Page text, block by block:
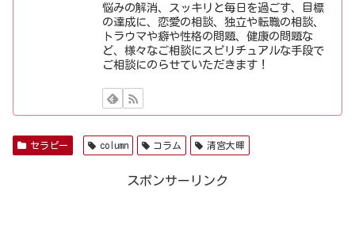
悩みの解消、スッキリと毎日を過ごす、目標
の達成に、恋愛の相談、独立や転職の相談、
トラウマや癖や性格の問題、健康の問題な
ど、様々なご相談にスピリチュアルな手段で
ご相談にのらせていただきます！
セラピー column コラム 清宮大暉
スポンサーリンク